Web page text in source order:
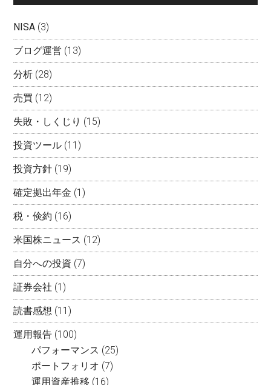
NISA (3)
ブログ運営 (13)
分析 (28)
売買 (12)
失敗・しくじり (15)
投資ツール (11)
投資方針 (19)
確定拠出年金 (1)
税・倹約 (16)
米国株ニュース (12)
自分への投資 (7)
証券会社 (1)
読書感想 (11)
運用報告 (100)
パフォーマンス (25)
ポートフォリオ (7)
運用資産推移 (16)